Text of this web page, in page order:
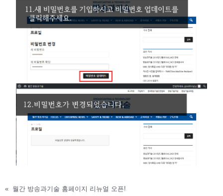
« 월간 방송과기술 홈페이지 리뉴얼 오픈!